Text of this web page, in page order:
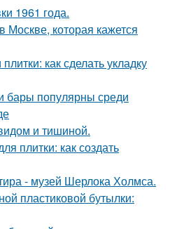
1961 года.
Москве, которая кажется
как сделать укладку
бары популярны среди
и тишиной.
плитки: как создать
- музей Шерлока Холмса.
пластиковой бутылки: